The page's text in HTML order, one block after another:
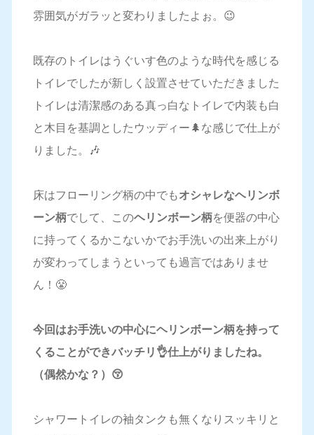
雰囲気がガラッと変わりましたよぉ。😉
既存のトイレはうぐいす色のような時代を感じる
トイレでしたが新しく設置させていただきました
トイレは清潔感のある真っ白なトイレで内装も白
と木目を基調としたウッディー🌲な感じで仕上が
りました。🎶
床はフローリング柄の中でもオシャレなヘリンボ
ーン柄でして、このヘリンボーン柄を便器の中心
に持ってくるかこないかでお手洗いの出来上がり
が変わってしまうといっても過言ではありませ
ん！😤
今回はお手洗いの中心にヘリンボーン柄を持って
くることができバッチリ👌仕上がりましたね。
（偶然かな？）😚
シャワートイレの袖タンクも無くなりスッキリと